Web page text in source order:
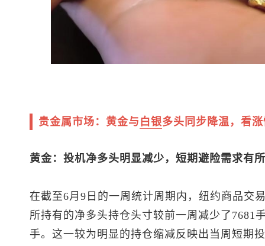
贵金属市场：黄金与 白银多头同步降温，看
黄金：投机净多头明显减少，短期避险需求有
在截至6月9日的一周统计周期内，纽约商品交
所持有的净多头持仓头寸较前一周减少了7681
手。这一较为明显的持仓缩减反映出当周短期